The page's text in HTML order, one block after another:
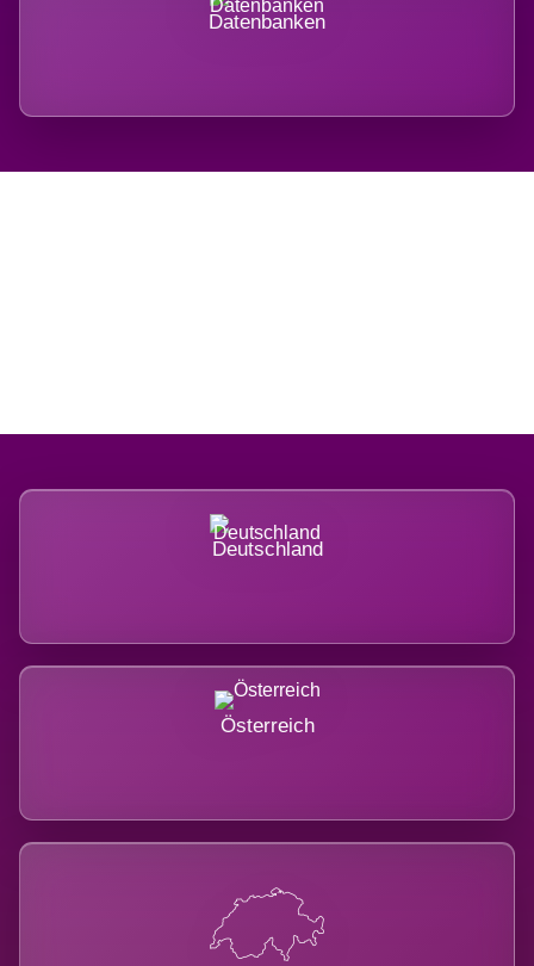
Datenbanken
Deutschland
Österreich